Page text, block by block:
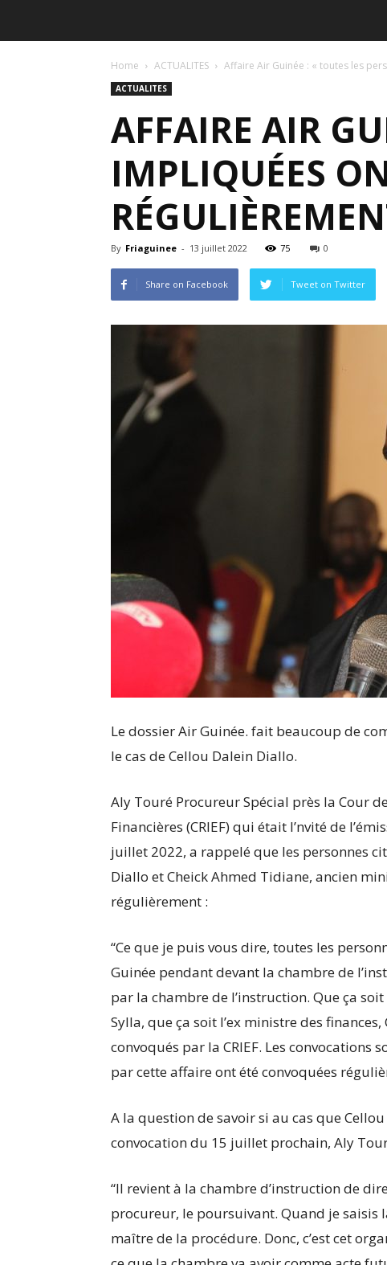
Home ACTUALITES Affaire Air Guinée : « toutes les
ACTUALITES
AFFAIRE AIR
IMPLIQUÉES
By Friaguinee - 13 juillet 2022 75 0
Share on Facebook Tweet on Twitter
Le dossier Air Guinée. fait beaucoup de
le cas de Cellou Dalein Diallo.
Aly Touré Procureur Spécial près la Cour
Financières (CRIEF) qui était l’nvité de
juillet 2022, a rappelé que les personnes
Diallo et Cheick Ahmed Tidiane, ancien
régulièrement :
“Ce que je puis vous dire, toutes les
Guinée pendant devant la chambre de
par la chambre de l’instruction. Que ça
Sylla, que ça soit l’ex ministre des
convoqués par la CRIEF. Les convocations
par cette affaire ont été convoquées
A la question de savoir si au cas que
convocation du 15 juillet prochain, Aly
“Il revient à la chambre d’instruction de
procureur, le poursuivant. Quand je saisis
maître de la procédure. Donc, c’est cet